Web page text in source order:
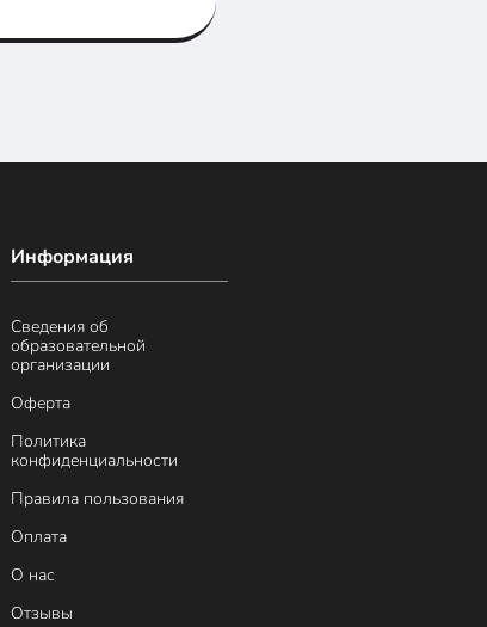
Информация
Сведения об
образовательной
организации
Оферта
Политика
конфиденциальности
Правила пользования
Оплата
О нас
Отзывы